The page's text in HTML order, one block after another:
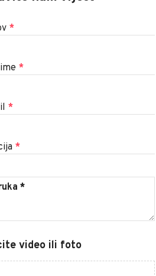
*
*
*
*
video ili foto